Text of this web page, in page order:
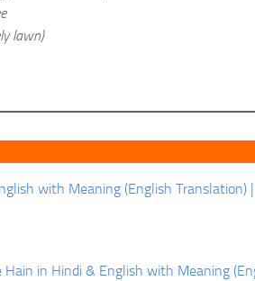
lawn)
with Meaning (English Translation)
Hain in Hindi & English with Meaning